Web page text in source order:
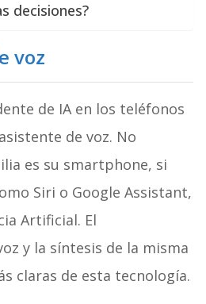
decisiones?
voz
de IA en los teléfonos
de voz. No
es su smartphone, si
Siri o Google Assistant,
Artificial. El
y la síntesis de la misma
claras de esta tecnología.